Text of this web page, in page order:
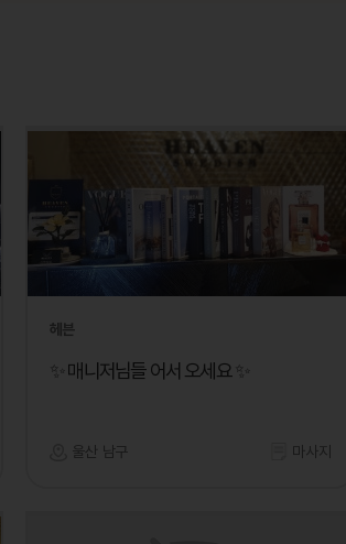
헤븐
✨ 매니저님들 어서 오세요 ✨
울산 남구 마사지